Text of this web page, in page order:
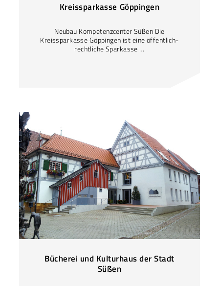
Kreissparkasse Göppingen
Neubau Kompetenzcenter Süßen Die
Kreissparkasse Göppingen ist eine öffentlich-
rechtliche Sparkasse …
Bücherei und Kulturhaus der Stadt
Süßen